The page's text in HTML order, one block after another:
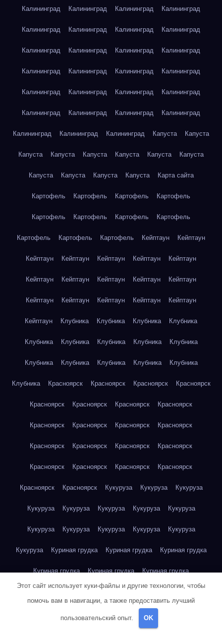
Калининград Калининград Калининград Калининград
Калининград Калининград Калининград Калининград
Калининград Калининград Калининград Калининград
Калининград Калининград Калининград Калининград
Калининград Калининград Калининград Калининград
Калининград Калининград Калининград Калининград
Калининград Калининград Калининград Капуста Капуста
Капуста Капуста Капуста Капуста Капуста Капуста
Капуста Капуста Капуста Капуста Карта сайта
Картофель Картофель Картофель Картофель
Картофель Картофель Картофель Картофель
Картофель Картофель Картофель Кейптаун Кейптаун
Кейптаун Кейптаун Кейптаун Кейптаун Кейптаун
Кейптаун Кейптаун Кейптаун Кейптаун Кейптаун
Кейптаун Кейптаун Кейптаун Кейптаун Кейптаун
Кейптаун Клубника Клубника Клубника Клубника
Клубника Клубника Клубника Клубника Клубника
Клубника Клубника Клубника Клубника Клубника
Клубника Красноярск Красноярск Красноярск Красноярск
Красноярск Красноярск Красноярск Красноярск
Красноярск Красноярск Красноярск Красноярск
Красноярск Красноярск Красноярск Красноярск
Красноярск Красноярск Красноярск Красноярск
Красноярск Красноярск Кукуруза Кукуруза Кукуруза
Кукуруза Кукуруза Кукуруза Кукуруза Кукуруза
Кукуруза Кукуруза Кукуруза Кукуруза Кукуруза
Кукуруза Куриная грудка Куриная грудка Куриная грудка
Куриная грудка Куриная грудка Куриная грудка
Куриная грудка Куриная грудка
Этот сайт использует куки-файлы и другие технологии, чтобы
помочь вам в навигации, а также предоставить лучший
пользовательский опыт. OK